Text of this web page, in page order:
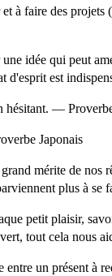
à faire des
idée qui peut
d'esprit est
hésitant. —
Japonais
mérite de nos
plus à
petit plaisir,
tout cela nous
entre un présent à